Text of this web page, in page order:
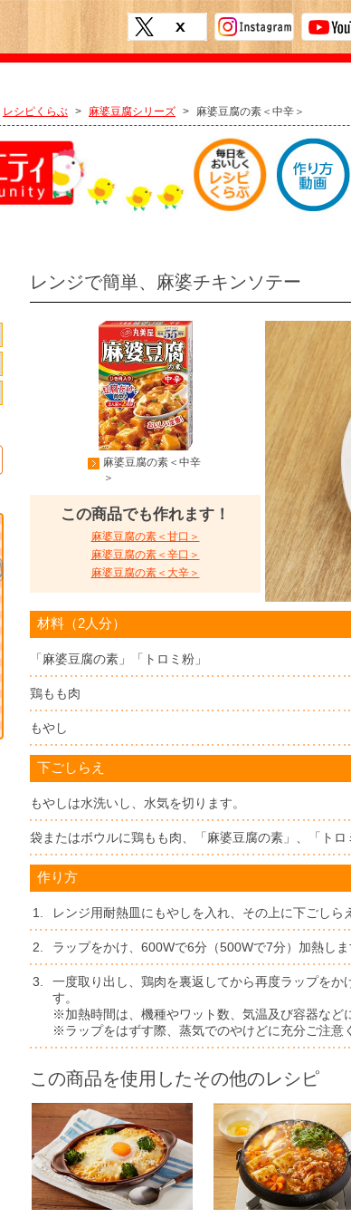
レシピくらぶ > 麻婆豆腐シリーズ > 麻婆豆腐の素＜中辛＞
レンジで簡単、麻婆チキンソテー
麻婆豆腐の素＜中辛
＞
この商品でも作れます！
麻婆豆腐の素＜甘口＞
麻婆豆腐の素＜辛口＞
麻婆豆腐の素＜大辛＞
材料（2人分）
「麻婆豆腐の素」「トロミ粉」
鶏もも肉
もやし
下ごしらえ
もやしは水洗いし、水気を切ります。
袋またはボウルに鶏もも肉、「麻婆豆腐の素」、「ト
作り方
1. レンジ用耐熱皿にもやしを入れ、その上に下ごしら
2. ラップをかけ、600Wで6分（500Wで7分）加熱しま
3.
一度取り出し、鶏肉を裏返してから再度ラップを
す。
※加熱時間は、機種やワット数、気温及び容器など
※ラップをはずす際、蒸気でのやけどに充分ご注意
この商品を使用したその他のレシピ